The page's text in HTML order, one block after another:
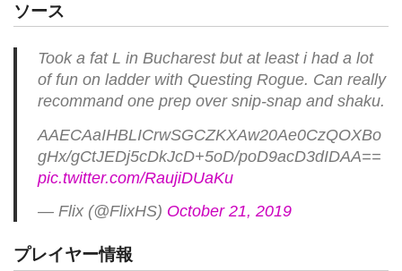
ソース
Took a fat L in Bucharest but at least i had a lot
of fun on ladder with Questing Rogue. Can really
recommand one prep over snip-snap and shaku.
AAECAaIHBLICrwSGCZKXAw20Ae0CzQOXBo
gHx/gCtJEDj5cDkJcD+5oD/poD9acD3dIDAA==
pic.twitter.com/RaujiDUaKu
— Flix (@FlixHS) October 21, 2019
プレイヤー情報